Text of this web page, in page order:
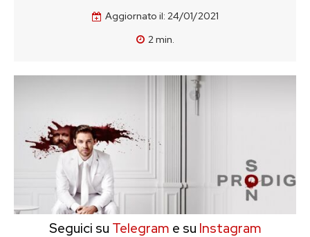
Aggiornato il: 24/01/2021
2min.
Seguici su Telegram e su Instagram